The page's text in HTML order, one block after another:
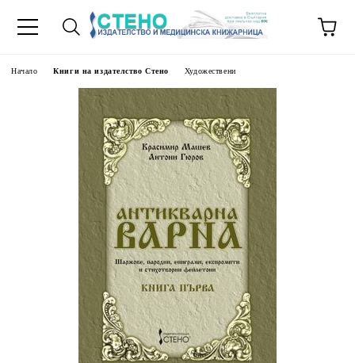
Начало Книги на издателство Стено Художествени